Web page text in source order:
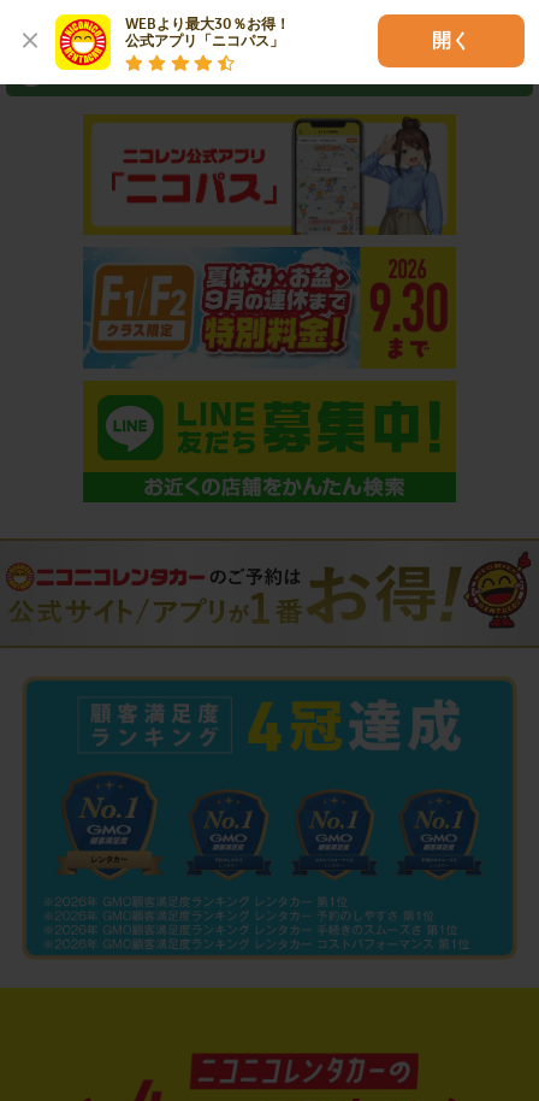
WEBより最大30％お得！
公式アプリ「ニコパス」
開く
⇒ アプリなら最短3分スピード出発！
おすすめコンテンツ